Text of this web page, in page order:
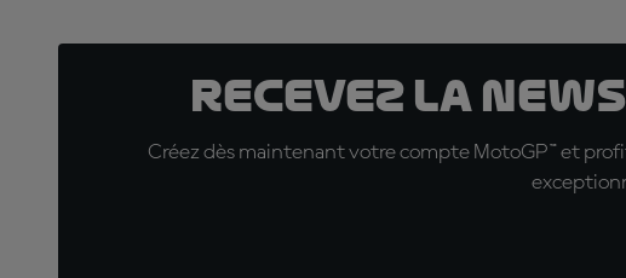
Recevez la
Créez dès maintenant votre compte MotoGP™ et